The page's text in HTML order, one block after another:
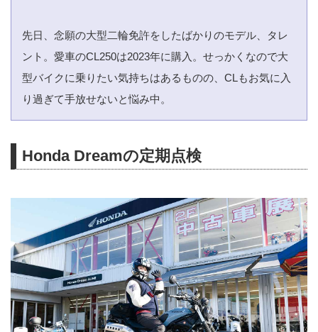
先日、念願の大型二輪免許をしたばかりのモデル、タレ
ント。愛車のCL250は2023年に購入。せっかくなので大
型バイクに乗りたい気持ちはあるものの、CLもお気に入
り過ぎて手放せないと悩み中。
Honda Dreamの定期点検